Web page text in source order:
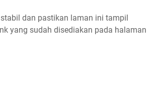
dan pastikan laman ini tampil
yang sudah disediakan pada halaman